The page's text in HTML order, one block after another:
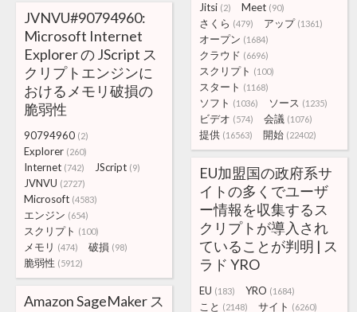
Jitsi (2) Meet (90)
さくら (479) アップ (1361)
オープン (1684)
クラウド (6696)
スクリプト (100)
スタート (1168)
ソフト (1036) ソース (1235)
ビデオ (574) 会議 (1076)
提供 (16563) 開始 (22402)
JVNVU#90794960:
Microsoft Internet
Explorer の JScript ス
クリプトエンジンに
おけるメモリ破損の
脆弱性
90794960 (2)
Explorer (260)
Internet (742) JScript (9)
JVNVU (2727)
Microsoft (4583)
エンジン (654)
スクリプト (100)
メモリ (474) 破損 (98)
脆弱性 (5912)
EU加盟国の政府系サ
イトの多くでユーザ
ー情報を収集するス
クリプトが導入され
ていることが判明 | ス
ラド YRO
EU (183) YRO (1684)
こと (2148) サイト (6260)
Amazon SageMaker ス